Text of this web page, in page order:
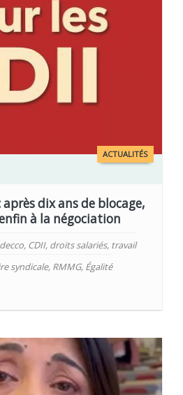
ACTUALITÉS
dix ans de blocage,
à la négociation
, CDII, droits salariés, travail
syndicale, RMMG, Égalité